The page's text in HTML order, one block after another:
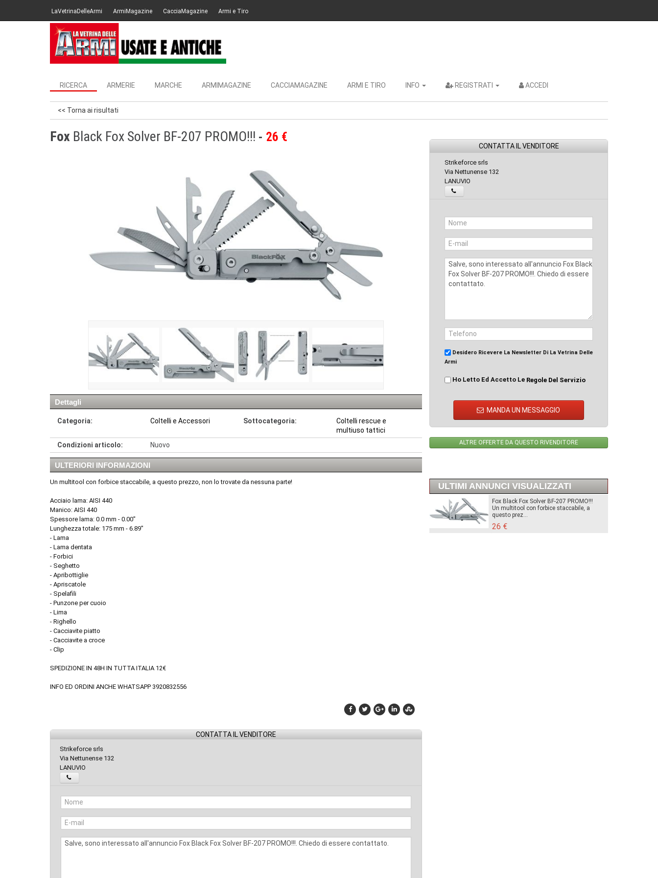
LaVetrinaDelleArmi ArmiMagazine CacciaMagazine Armi e Tiro
RICERCA ARMERIE MARCHE ARMIMAGAZINE CACCIAMAGAZINE ARMI E TIRO INFO REGISTRATI ACCEDI
<< Torna ai risultati
Fox Black Fox Solver BF-207 PROMO!!! 26 €
Dettagli
Categoria: Coltelli e Accessori Sottocategoria:
Coltelli rescue e
multiuso tattici
Condizioni articolo:
Nuovo
ULTERIORI INFORMAZIONI
Un multitool con forbice staccabile, a questo prezzo, non lo trovate da nessuna parte!
Acciaio lama: AISI 440
Manico: AISI 440
Spessore lama: 0.0 mm - 0.00"
Lunghezza totale: 175 mm - 6.89"
- Lama
- Lama dentata
- Forbici
- Seghetto
- Apribottiglie
- Apriscatole
- Spelafili
- Punzone per cuoio
- Lima
- Righello
- Cacciavite piatto
- Cacciavite a croce
- Clip
SPEDIZIONE IN 48H IN TUTTA ITALIA 12€
INFO ED ORDINI ANCHE WHATSAPP 3920832556
CONTATTA IL VENDITORE
Strikeforce srls
Via Nettunense 132
LANUVIO
CONTATTA IL VENDITORE
Strikeforce srls
Via Nettunense 132
LANUVIO
Desidero Ricevere La Newsletter Di La Vetrina Delle
Armi
Ho Letto Ed Accetto Le Regole Del Servizio
MANDA UN MESSAGGIO
ALTRE OFFERTE DA QUESTO RIVENDITORE
ULTIMI ANNUNCI VISUALIZZATI
Fox Black Fox Solver BF-207 PROMO!!!
Un multitool con forbice staccabile, a
questo prez...
26 €